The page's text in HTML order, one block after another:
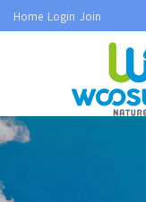
Home Login Join